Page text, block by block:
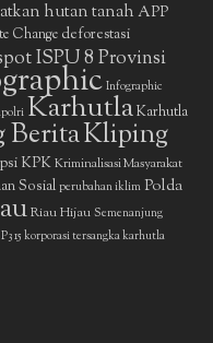
hutan tanah APP
Change deforestasi
ISPU 8 Provinsi
Infographic
KarhutlaKarhutla
Kliping
KPKKriminalisasi Masyarakat
Sosial perubahan iklim Polda
Riau Hijau Semenanjung
15 korporasi tersangka karhutla